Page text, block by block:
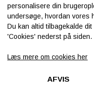
INFORMATION
Om os
Levering & betaling
FAQ
personalisere din
undersøge, hvordan vores
Du kan altid tilbagekalde
'Cookies' nederst på siden.
Læs mere om cookies her
AFVIS